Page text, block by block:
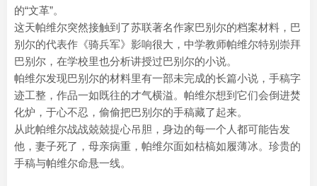
的“文革”。
这天帕维尔突然接触到了苏联著名作家巴别尔的档案材料，巴
别尔的代表作《骑兵军》影响很大，中学教师帕维尔特别崇拜
巴别尔，在学校里也分析讲授过巴别尔的小说。
帕维尔发现巴别尔的材料里有一部未完成的长篇小说，手稿字
迹工整，作品一如既往的才气横溢。帕维尔想到它们会倒进焚
化炉，于心不忍，偷偷把巴别尔的手稿藏了起来。
从此帕维尔战战兢兢提心吊胆，身边的每一个人都可能告发
他，妻子死了，母亲病重，帕维尔面如枯槁如履薄冰。珍贵的
手稿与帕维尔命悬一线。